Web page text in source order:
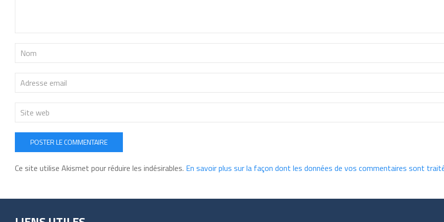
POSTER LE COMMENTAIRE
Ce site utilise Akismet pour réduire les indésirables. En savoir plus sur la façon dont les données de vos commentaires sont